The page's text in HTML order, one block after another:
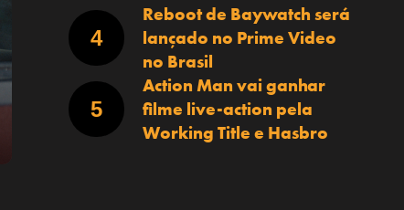
Reboot de Baywatch será
lançado no Prime Video
no Brasil
Action Man vai ganhar
filme live-action pela
Working Title e Hasbro